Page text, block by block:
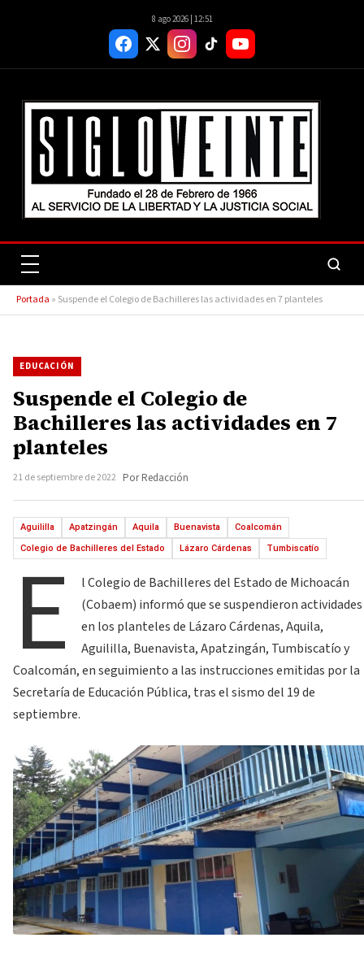
8 ago 2026 | 12:51
Portada » Suspende el Colegio de Bachilleres las actividades en 7 planteles
EDUCACIÓN
Suspende el Colegio de
Bachilleres las actividades en 7
planteles
21 de septiembre de 2022 Por Redacción
Aguililla Apatzingán Aquila Buenavista
Coalcomán
Colegio de Bachilleres del Estado
Lázaro Cárdenas Tumbiscatío
E
l Colegio de Bachilleres del Estado de Michoacán
(Cobaem) informó que se suspendieron actividades
en los planteles de Lázaro Cárdenas, Aquila,
Aguililla, Buenavista, Apatzingán, Tumbiscatío y
Coalcomán, en seguimiento a las instrucciones emitidas por la
Secretaría de Educación Pública, tras el sismo del 19 de
septiembre.